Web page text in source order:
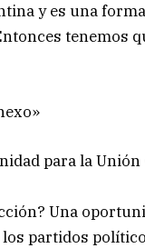
y es una
tenemos
para la Unión
Una
partidos